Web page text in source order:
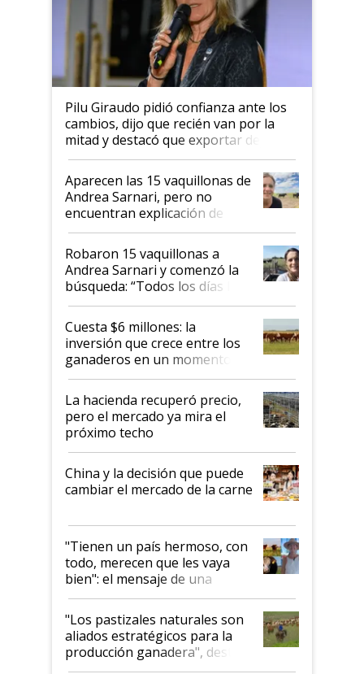
Pilu Giraudo pidió confianza ante los
cambios, dijo que recién van por la
mitad y destacó que exportar dejó de
ser "para unos pocos": "Tenemos un
mandato muy claro del gobierno
nacional"
Aparecen las 15 vaquillonas de
Andrea Sarnari, pero no
encuentran explicación de
cómo llegaron allí
Robaron 15 vaquillonas a
Andrea Sarnari y comenzó la
búsqueda: “Todos los días le
toca a algún productor”
Cuesta $6 millones: la
inversión que crece entre los
ganaderos en un momento
histórico para la actividad
La hacienda recuperó precio,
pero el mercado ya mira el
próximo techo
China y la decisión que puede
cambiar el mercado de la carne
"Tienen un país hermoso, con
todo, merecen que les vaya
bien": el mensaje de una
ganadera uruguaya sobre las
oportunidades que se abren
para el agro en Argentina, con
foco en la carne
"Los pastizales naturales son
aliados estratégicos para la
producción ganadera", destaca
la iniciativa que ya reúne a 46